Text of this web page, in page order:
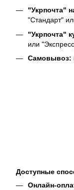
"Укрпочта"
"Стандарт"
"Укрпочта"
или
Самовывоз:
Доступные
Онлайн-